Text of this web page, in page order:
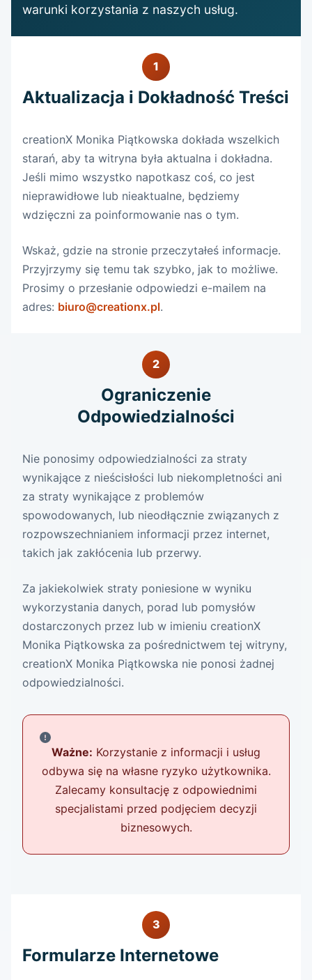
warunki korzystania z naszych usług.
1
Aktualizacja i Dokładność Treści
creationX Monika Piątkowska dokłada wszelkich
starań, aby ta witryna była aktualna i dokładna.
Jeśli mimo wszystko napotkasz coś, co jest
nieprawidłowe lub nieaktualne, będziemy
wdzięczni za poinformowanie nas o tym.
Wskaż, gdzie na stronie przeczytałeś informacje.
Przyjrzymy się temu tak szybko, jak to możliwe.
Prosimy o przesłanie odpowiedzi e-mailem na
adres: biuro@creationx.pl.
2
Ograniczenie
Odpowiedzialności
Nie ponosimy odpowiedzialności za straty
wynikające z nieścisłości lub niekompletności ani
za straty wynikające z problemów
spowodowanych, lub nieodłącznie związanych z
rozpowszechnianiem informacji przez internet,
takich jak zakłócenia lub przerwy.
Za jakiekolwiek straty poniesione w wyniku
wykorzystania danych, porad lub pomysłów
dostarczonych przez lub w imieniu creationX
Monika Piątkowska za pośrednictwem tej witryny,
creationX Monika Piątkowska nie ponosi żadnej
odpowiedzialności.
Ważne: Korzystanie z informacji i usług
odbywa się na własne ryzyko użytkownika.
Zalecamy konsultację z odpowiednimi
specjalistami przed podjęciem decyzji
biznesowych.
3
Formularze Internetowe